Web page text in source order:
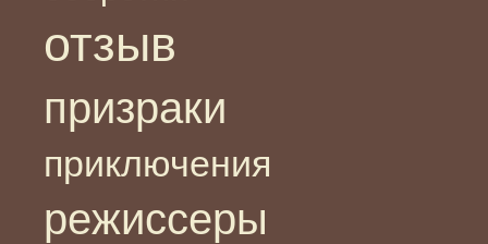
отзыв
призраки
приключения
режиссеры